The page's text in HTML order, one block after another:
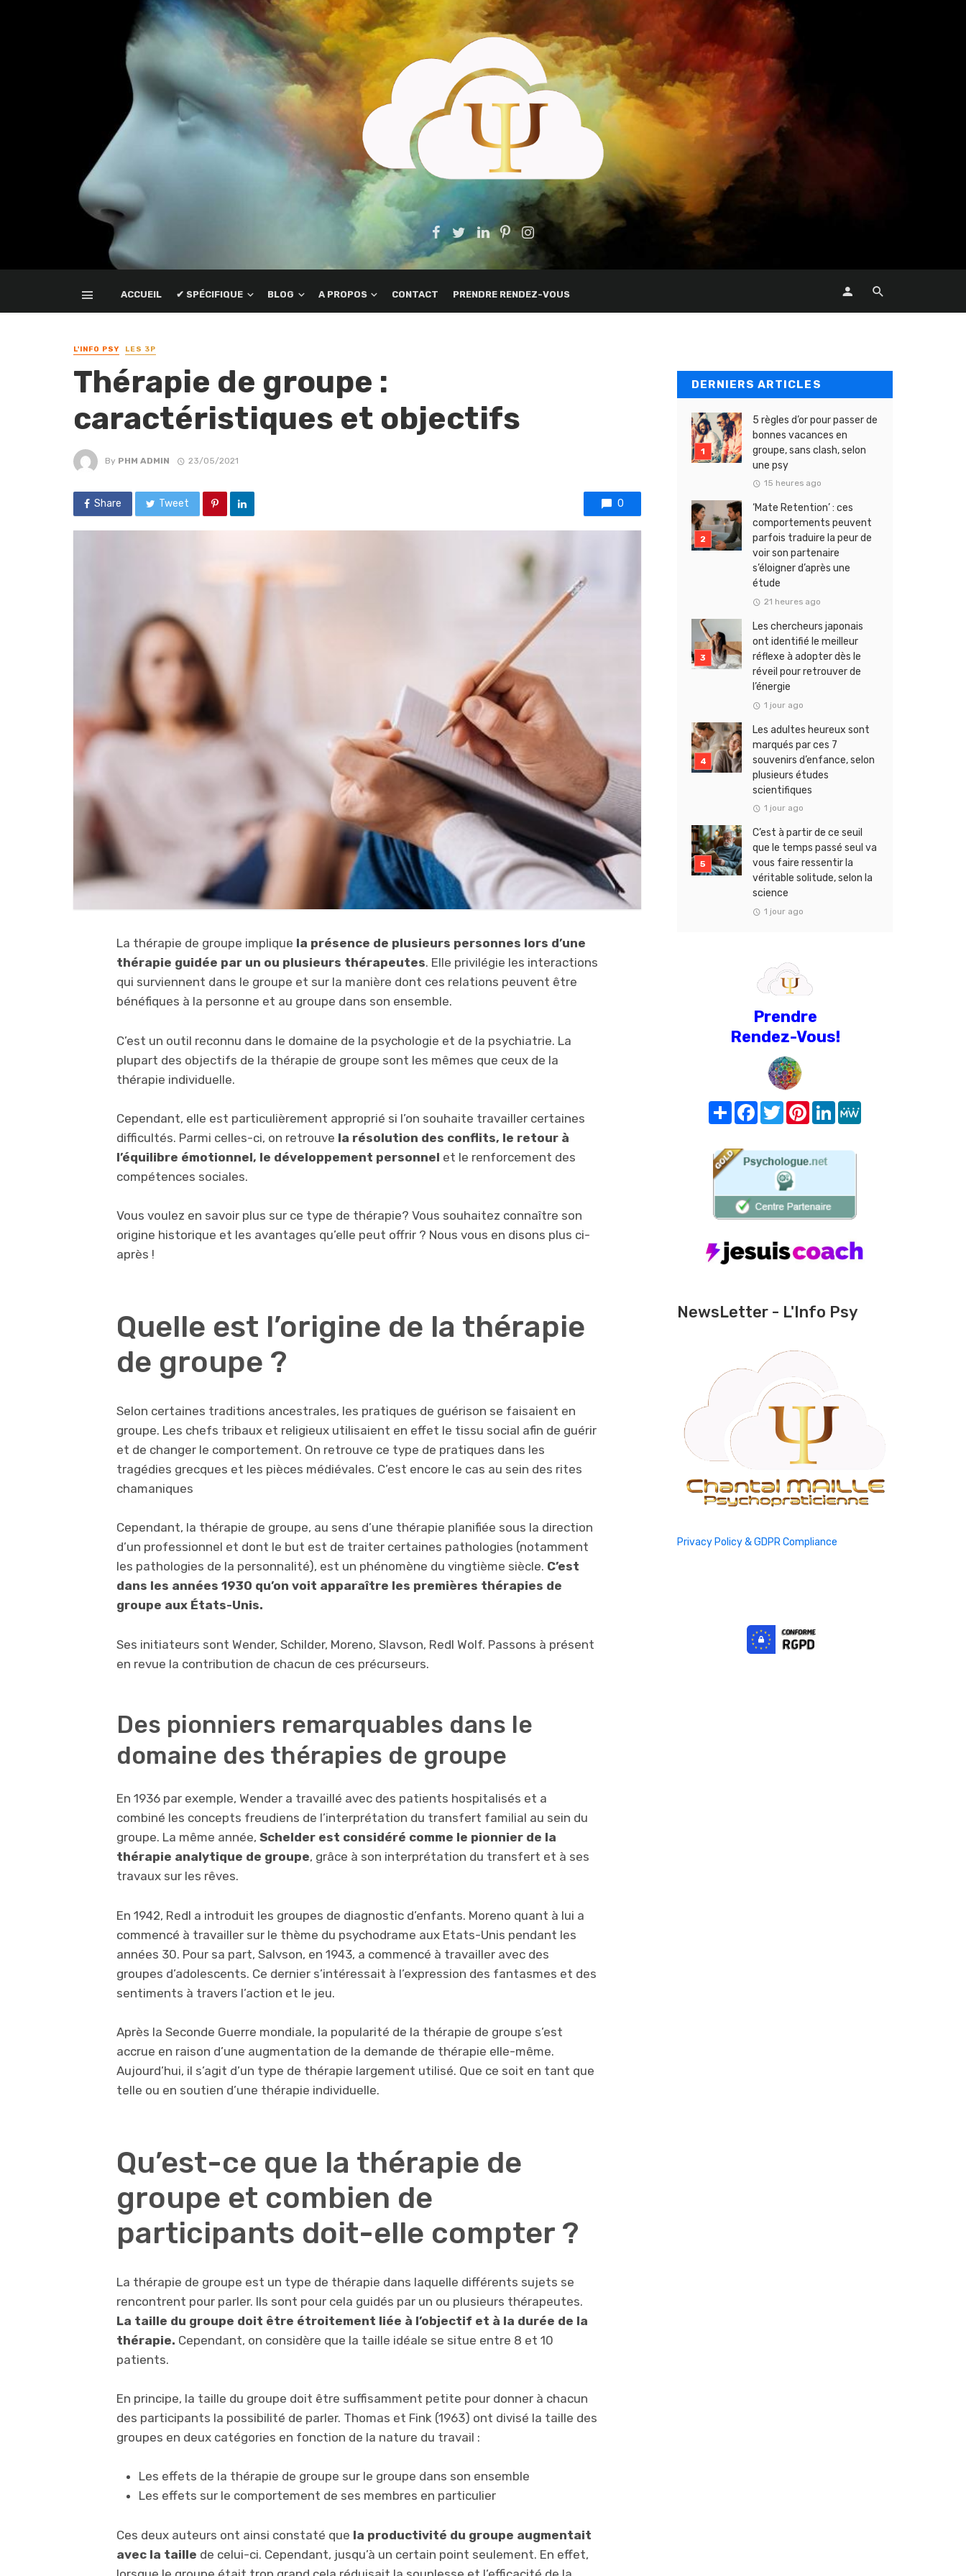
ACCUEIL ✔ SPÉCIFIQUE BLOG A PROPOS CONTACT PRENDRE RENDEZ-VOUS
L'INFO PSY LES 3P
Thérapie de groupe :
caractéristiques et objectifs
By PHM ADMIN 23/05/2021
Share Tweet 0
La thérapie de groupe implique la présence de plusieurs personnes lors d’une
thérapie guidée par un ou plusieurs thérapeutes. Elle privilégie les interactions
qui surviennent dans le groupe et sur la manière dont ces relations peuvent être
bénéfiques à la personne et au groupe dans son ensemble.
C’est un outil reconnu dans le domaine de la psychologie et de la psychiatrie. La
plupart des objectifs de la thérapie de groupe sont les mêmes que ceux de la
thérapie individuelle.
Cependant, elle est particulièrement approprié si l’on souhaite travailler certaines
difficultés. Parmi celles-ci, on retrouve la résolution des conflits, le retour à
l’équilibre émotionnel, le développement personnel et le renforcement des
compétences sociales.
Vous voulez en savoir plus sur ce type de thérapie? Vous souhaitez connaître son
origine historique et les avantages qu’elle peut offrir ? Nous vous en disons plus ci-
après !
Quelle est l’origine de la thérapie
de groupe ?
Selon certaines traditions ancestrales, les pratiques de guérison se faisaient en
groupe. Les chefs tribaux et religieux utilisaient en effet le tissu social afin de guérir
et de changer le comportement. On retrouve ce type de pratiques dans les
tragédies grecques et les pièces médiévales. C’est encore le cas au sein des rites
chamaniques
Cependant, la thérapie de groupe, au sens d’une thérapie planifiée sous la direction
d’un professionnel et dont le but est de traiter certaines pathologies (notamment
les pathologies de la personnalité), est un phénomène du vingtième siècle. C’est
dans les années 1930 qu’on voit apparaître les premières thérapies de
groupe aux États-Unis.
Ses initiateurs sont Wender, Schilder, Moreno, Slavson, Redl Wolf. Passons à présent
en revue la contribution de chacun de ces précurseurs.
Des pionniers remarquables dans le
domaine des thérapies de groupe
En 1936 par exemple, Wender a travaillé avec des patients hospitalisés et a
combiné les concepts freudiens de l’interprétation du transfert familial au sein du
groupe. La même année, Schelder est considéré comme le pionnier de la
thérapie analytique de groupe, grâce à son interprétation du transfert et à ses
travaux sur les rêves.
En 1942, Redl a introduit les groupes de diagnostic d’enfants. Moreno quant à lui a
commencé à travailler sur le thème du psychodrame aux Etats-Unis pendant les
années 30. Pour sa part, Salvson, en 1943, a commencé à travailler avec des
groupes d’adolescents. Ce dernier s’intéressait à l’expression des fantasmes et des
sentiments à travers l’action et le jeu.
Après la Seconde Guerre mondiale, la popularité de la thérapie de groupe s’est
accrue en raison d’une augmentation de la demande de thérapie elle-même.
Aujourd’hui, il s’agit d’un type de thérapie largement utilisé. Que ce soit en tant que
telle ou en soutien d’une thérapie individuelle.
Qu’est-ce que la thérapie de
groupe et combien de
participants doit-elle compter ?
La thérapie de groupe est un type de thérapie dans laquelle différents sujets se
rencontrent pour parler. Ils sont pour cela guidés par un ou plusieurs thérapeutes.
La taille du groupe doit être étroitement liée à l’objectif et à la durée de la
thérapie. Cependant, on considère que la taille idéale se situe entre 8 et 10
patients.
En principe, la taille du groupe doit être suffisamment petite pour donner à chacun
des participants la possibilité de parler. Thomas et Fink (1963) ont divisé la taille des
groupes en deux catégories en fonction de la nature du travail :
Les effets de la thérapie de groupe sur le groupe dans son ensemble
Les effets sur le comportement de ses membres en particulier
Ces deux auteurs ont ainsi constaté que la productivité du groupe augmentait
avec la taille de celui-ci. Cependant, jusqu’à un certain point seulement. En effet,
DERNIERS ARTICLES
5 règles d’or pour passer de
bonnes vacances en
groupe, sans clash, selon
une psy
15 heures ago
‘Mate Retention’ : ces
comportements peuvent
parfois traduire la peur de
voir son partenaire
s’éloigner d’après une
étude
21 heures ago
Les chercheurs japonais
ont identifié le meilleur
réflexe à adopter dès le
réveil pour retrouver de
l’énergie
1 jour ago
Les adultes heureux sont
marqués par ces 7
souvenirs d’enfance, selon
plusieurs études
scientifiques
1 jour ago
C’est à partir de ce seuil
que le temps passé seul va
vous faire ressentir la
véritable solitude, selon la
science
1 jour ago
Prendre
Rendez-Vous!
Share FacebookTwitterPinterest
LinkedIn
NewsLetter - L'Info Psy
Privacy Policy & GDPR Compliance